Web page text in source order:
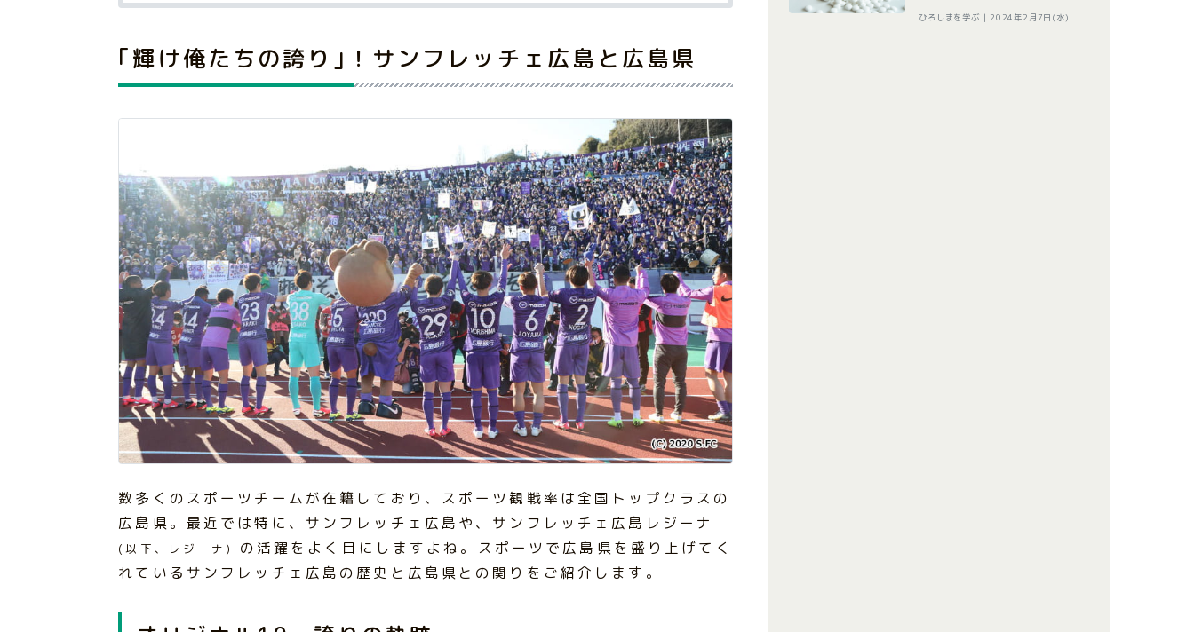
｢輝け俺たちの誇り｣！サンフレッチェ広島と広島県
数多くのスポーツチームが在籍しており、スポーツ観戦率は全国トップクラスの
広島県。最近では特に、サンフレッチェ広島や、サンフレッチェ広島レジーナ
(以下、レジーナ)
の活躍をよく目にしますよね。スポーツで広島県を盛り上げてく
れているサンフレッチェ広島の歴史と広島県との関りをご紹介します。
ひろしまを学ぶ | 2024年2月7日(水)